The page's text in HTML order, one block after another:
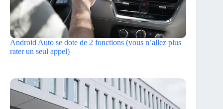
Android Auto se dote de 2 fonctions (vous n’allez plus
rater un seul appel)